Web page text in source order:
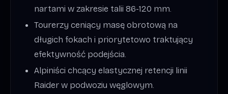
nartami w zakresie talii 86-120 mm.
Tourerzy ceniący masę obrotową na
długich fokach i priorytetowo traktujący
efektywność podejścia.
Alpiniści chcący elastycznej retencji linii
Raider w podwoziu węglowym.